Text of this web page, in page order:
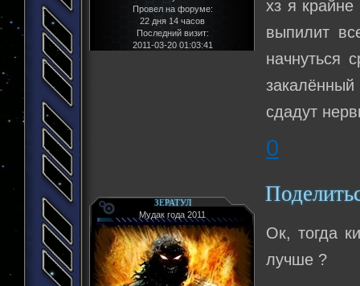
Провел на форуме:
22 дня 14 часов
Последний визит:
2011-03-20 01:03:41
хз я
выпилит
начнуться
сдадут
0
ЗЕРАТУЛ
Мудак года 2011
Ок, тогда
лучше ?